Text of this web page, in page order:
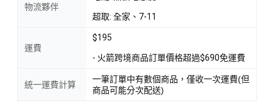
物流夥伴
超取: 全家、7-11
運費
$195
- 火箭跨境商品訂單價格超過$690免運費
統一運費計算
一筆訂單中有數個商品，僅收一次運費(但
商品可能分次配送)